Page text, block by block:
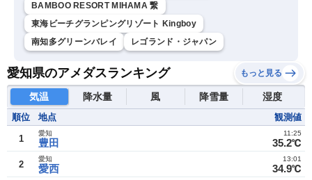
BAMBOO RESORT MIHAMA 繋
東海ビーチグランピングリゾート Kingboy
南知多グリーンバレイ
レゴランド・ジャパン
愛知県のアメダスランキング もっと見る
気温 降水量 風 降雪量 湿度
順位 地点 観測値
1 豊田
愛知
35.2℃
11:25
2 愛西
愛知
34.9℃
13:01